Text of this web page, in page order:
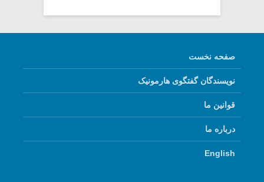
صفحه نخست
نویسندگان گفتگوی هارمونیک
قوانین ما
درباره ما
English